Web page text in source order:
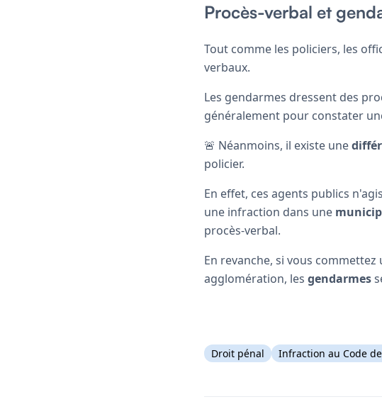
Procès-verbal et
Tout comme les policiers, les
verbaux.
Les gendarmes dressent des
généralement pour constater
🚨 Néanmoins, il existe une
policier.
En effet, ces agents publics
une infraction dans une
procès-verbal.
En revanche, si vous
agglomération, les gendarmes
Droit pénal Infraction au Code